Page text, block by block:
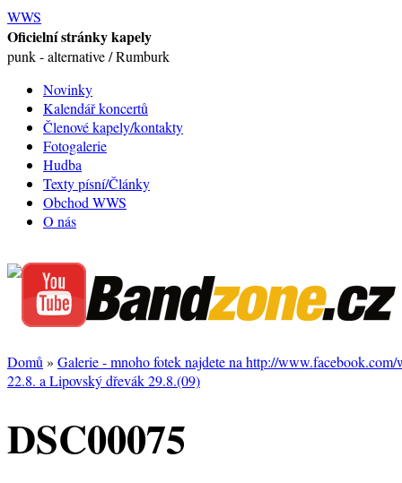
WWS
Oficielní stránky kapely
punk - alternative / Rumburk
Novinky
Kalendář koncertů
Členové kapely/kontakty
Fotogalerie
Hudba
Texty písní/Články
Obchod WWS
O nás
Domů » Galerie - mnoho fotek najdete na http://www.facebook.com/
22.8. a Lipovský dřevák 29.8.(09)
DSC00075